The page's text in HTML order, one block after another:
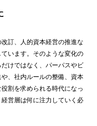
訂、人的資本経営の推進な
います。そのような変化の
けではなく、パーパスやビ
、社内ルールの整備、資本
割を求められる時代になっ
営層は何に注力していく必